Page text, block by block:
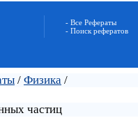
- Все Рефераты
- Поиск рефератов
/ Физика /
частиц